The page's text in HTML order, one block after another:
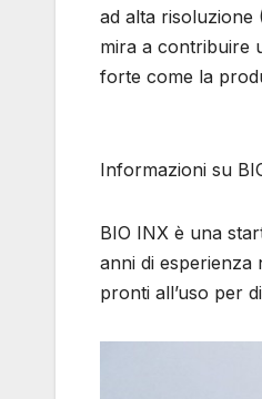
ad alta
mira a contribuire
forte come la
Informazioni su
BIO INX è una
anni di esperienza
pronti all’uso per